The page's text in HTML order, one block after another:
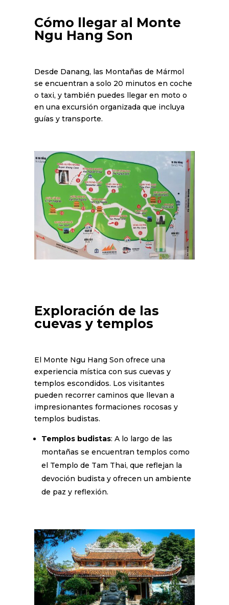
Cómo llegar al Monte
Ngu Hang Son
Desde Danang, las Montañas de Mármol
se encuentran a solo 20 minutos en coche
o taxi, y también puedes llegar en moto o
en una excursión organizada que incluya
guías y transporte.
Exploración de las
cuevas y templos
El Monte Ngu Hang Son ofrece una
experiencia mística con sus cuevas y
templos escondidos. Los visitantes
pueden recorrer caminos que llevan a
impresionantes formaciones rocosas y
templos budistas.
Templos budistas: A lo largo de las
montañas se encuentran templos como
el Templo de Tam Thai, que reflejan la
devoción budista y ofrecen un ambiente
de paz y reflexión.